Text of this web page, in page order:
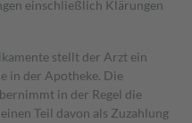
einschließlich Klärungen
stellt der Arzt ein
in der Apotheke. Die
in der Regel die
Teil davon als Zuzahlung